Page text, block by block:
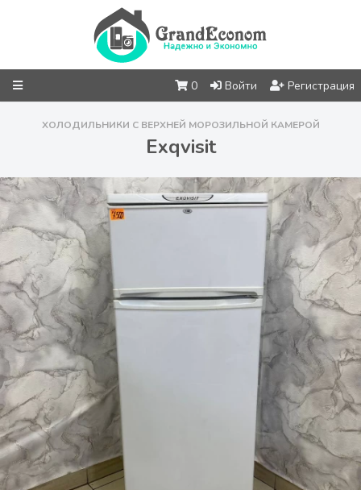
0 Войти Регистрация
ХОЛОДИЛЬНИКИ С ВЕРХНЕЙ МОРОЗИЛЬНОЙ КАМЕРОЙ
Exqvisit